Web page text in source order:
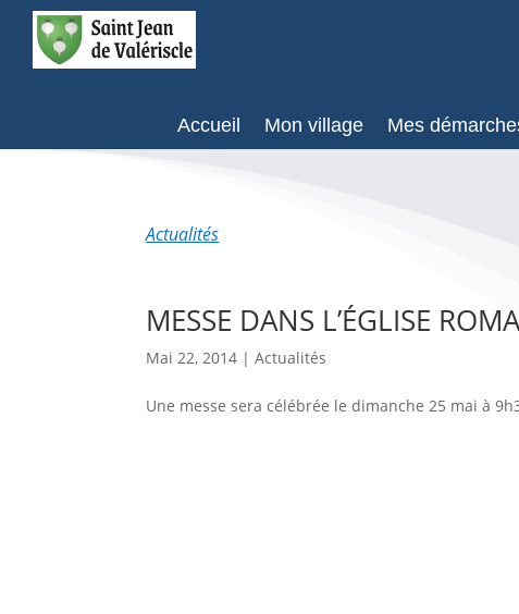
Accueil Mon village Mes
Actualités
MESSE DANS L’ÉGLISE
Mai 22, 2014 |Actualités
Une messe sera célébrée le dimanche 25 mai à